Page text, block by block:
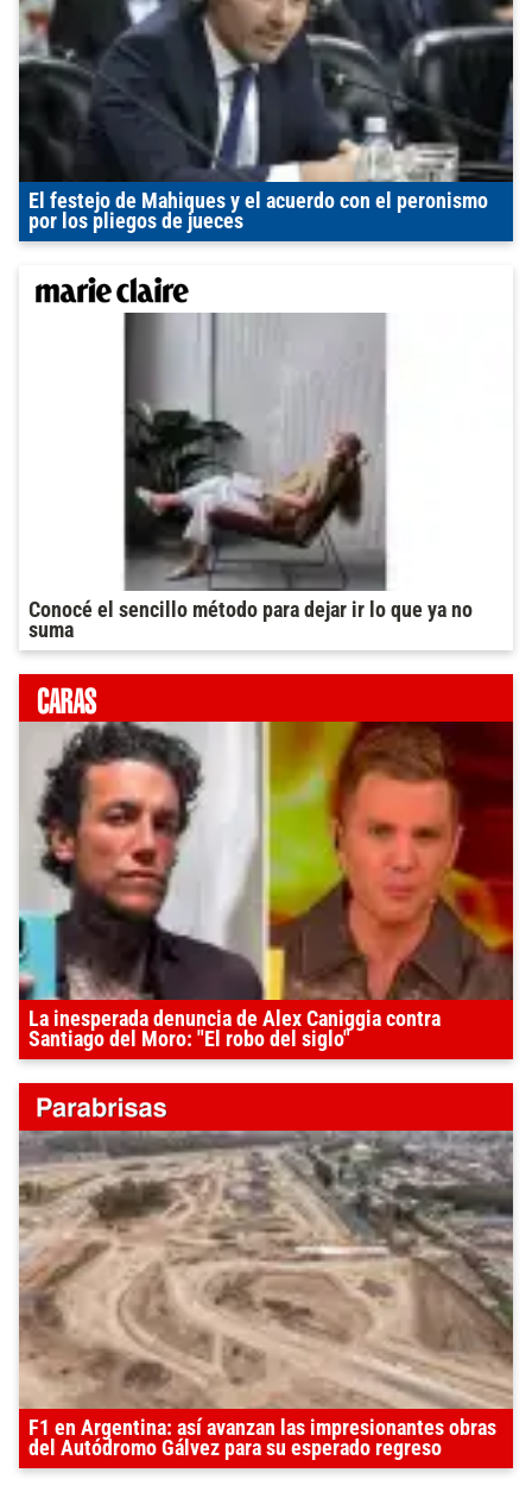
El festejo de Mahiques y el acuerdo con el peronismo
por los pliegos de jueces
Conocé el sencillo método para dejar ir lo que ya no
suma
La inesperada denuncia de Alex Caniggia contra
Santiago del Moro: "El robo del siglo"
F1 en Argentina: así avanzan las impresionantes obras
del Autódromo Gálvez para su esperado regreso